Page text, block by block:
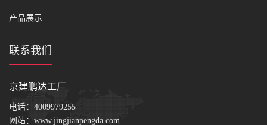
产品展示
联系我们
京建鹏达工厂
电话： 4009979255
网站： www.jingjianpengda.com